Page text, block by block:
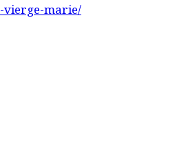
vierge-marie/